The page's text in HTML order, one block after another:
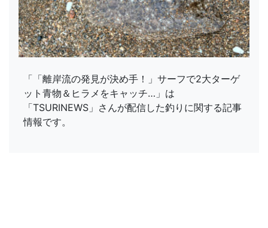
「「離岸流の発見が決め手！」サーフで2大ターゲ
ット青物＆ヒラメをキャッチ…」は
「TSURINEWS」さんが配信した釣りに関する記事
情報です。